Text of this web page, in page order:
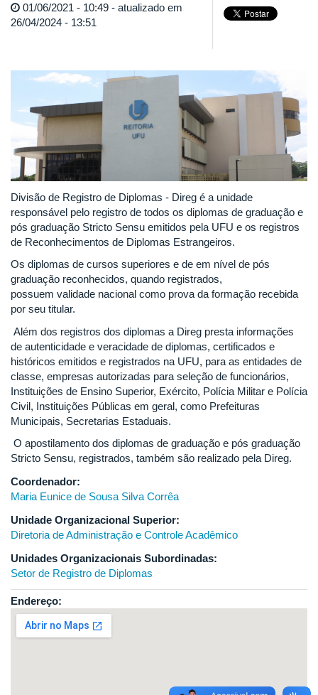
01/06/2021 - 10:49 - atualizado em
26/04/2024 - 13:51
Divisão de Registro de Diplomas - Direg é a unidade
responsável pelo registro de todos os diplomas de graduação e
pós graduação Stricto Sensu emitidos pela UFU e os registros
de Reconhecimentos de Diplomas Estrangeiros.
Os diplomas de cursos superiores e de em nível de pós
graduação reconhecidos, quando registrados,
possuem validade nacional como prova da formação recebida
por seu titular.
Além dos registros dos diplomas a Direg presta informações
de autenticidade e veracidade de diplomas, certificados e
históricos emitidos e registrados na UFU, para as entidades de
classe, empresas autorizadas para seleção de funcionários,
Instituições de Ensino Superior, Exército, Polícia Militar e Polícia
Civil, Instituições Públicas em geral, como Prefeituras
Municipais, Secretarias Estaduais.
O apostilamento dos diplomas de graduação e pós graduação
Stricto Sensu, registrados, também são realizado pela Direg.
Coordenador:
Maria Eunice de Sousa Silva Corrêa
Unidade Organizacional Superior:
Diretoria de Administração e Controle Acadêmico
Unidades Organizacionais Subordinadas:
Setor de Registro de Diplomas
Endereço: